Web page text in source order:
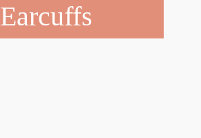
Earcuffs